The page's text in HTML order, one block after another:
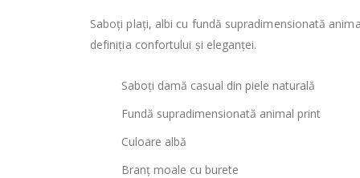
of
images
Saboți plați, albi cu fundă supradimensionată
definiția confortului și eleganței.
Saboți damă casual din piele naturală
Fundă supradimensionată animal print
Culoare albă
Branț moale cu burete